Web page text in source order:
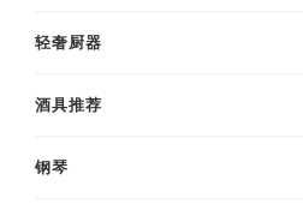
轻奢厨器
酒具推荐
钢琴